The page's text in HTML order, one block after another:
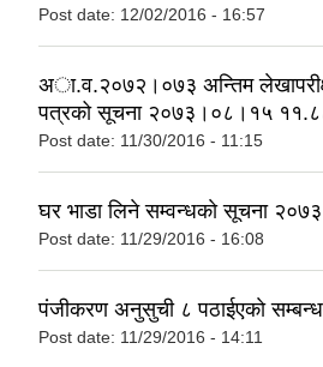
Post date: 12/02/2016 - 16:57
अा‍.व.२०७२।०७३ अन्तिम
पत्रको सूचना २०७३।०८।१५
Post date: 11/30/2016 - 11:15
घर भाडा लिने सम्वन्धकाे सूचना
Post date: 11/29/2016 - 16:08
पंजीकरण अनुसुची ८ पठाईएकाे
Post date: 11/29/2016 - 14:11